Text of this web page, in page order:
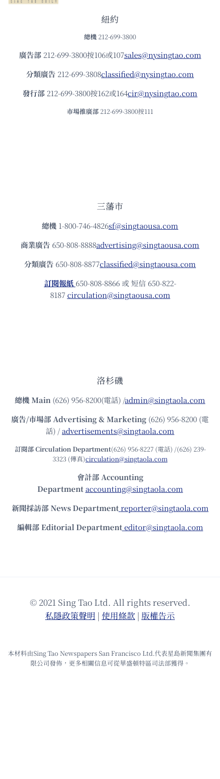
紐約
總機 212-699-3800
廣告部212-699-3800按106或107sales@nysingtao.com
分類廣告 212-699-3808classified@nysingtao.com
發⾏部 212-699-3800按162或164cir@nysingtao.com
市場推廣部 212-699-3800按111
三藩市
總機 1-800-746-4826sf@singtaousa.com
商業廣告 650-808-8888advertising@singtaousa.com
分類廣告 650-808-8877classified@singtaousa.com
訂閱報紙 650-808-8866 或 短信 650-822-
8187circulation@singtaousa.com
洛杉磯
總機Main (626) 956-8200(電話) /admin@singtaola.com
廣告/市場部Advertising & Marketing (626) 956-8200 (電
話) /advertisements@singtaola.com
訂閱部 Circulation Department(626) 956-8227 (電話) /(626) 239-
3323 (傳真)circulation@singtaola.com
會計部 Accounting
Department accounting@singtaola.com
新聞採訪部 News Department reporter@singtaola.com
編輯部 Editorial Department editor@singtaola.com
© 2021 Sing Tao Ltd. All rights reserved.
私隱政策聲明 | 使⽤條款 | 版權告⽰
本材料由Sing Tao Newspapers San Francisco Ltd.代表星島新聞集團有
限公司發佈，更多相關信息可從華盛頓特區司法部獲得。